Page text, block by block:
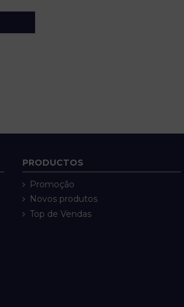
PRODUCTOS
Promoção
Novos produtos
Top de Vendas